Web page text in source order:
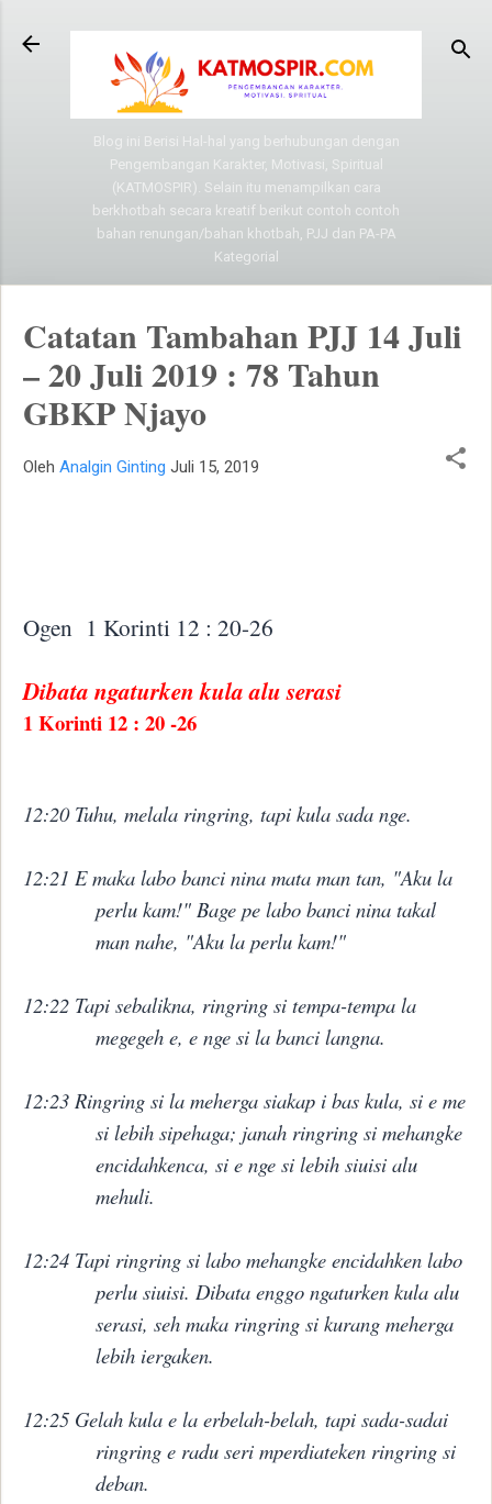
Langsung ke konten utama
Blog ini Berisi Hal-hal yang berhubungan dengan
Pengembangan Karakter, Motivasi, Spiritual
(KATMOSPIR). Selain itu menampilkan cara
berkhotbah secara kreatif berikut contoh contoh
bahan renungan/bahan khotbah, PJJ dan PA-PA
Kategorial
Catatan Tambahan PJJ 14 Juli
– 20 Juli 2019 : 78 Tahun
GBKP Njayo
Oleh Analgin Ginting Juli 15, 2019
Ogen 1 Korinti 12 : 20-26
Dibata ngaturken kula alu serasi
1 Korinti 12 : 20 -26
12:20 Tuhu, melala ringring, tapi kula sada nge.
12:21 E maka labo banci nina mata man tan, "Aku la
perlu kam!" Bage pe labo banci nina takal
man nahe, "Aku la perlu kam!"
12:22 Tapi sebalikna, ringring si tempa-tempa la
megegeh e, e nge si la banci langna.
12:23 Ringring si la meherga siakap i bas kula, si e me
si lebih sipehaga; janah ringring si mehangke
encidahkenca, si e nge si lebih siuisi alu
mehuli.
12:24 Tapi ringring si labo mehangke encidahken labo
perlu siuisi. Dibata enggo ngaturken kula alu
serasi, seh maka ringring si kurang meherga
lebih iergaken.
12:25 Gelah kula e la erbelah-belah, tapi sada-sadai
ringring e radu seri mperdiateken ringring si
deban.